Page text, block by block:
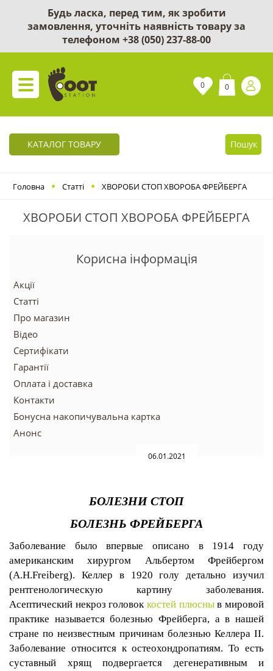
Будь ласка, перед тим, як зробити
замовлення, уточніть наявність товару за
телефоном +38 (050) 237-88-00
0 0
КАТАЛОГ ТОВАРУ Пошук
Головна Статті ХВОРОБИ СТОП ХВОРОБА ФРЕЙБЕРГА
ХВОРОБИ СТОП ХВОРОБА ФРЕЙБЕРГА
Корисна інформація
Акції
Статті
Про магазин
Відео
Сертифікати
Гарантії
Оплата і доставка
Контакти
Бонусна накопичувальна картка
Анонс
06.01.2021
БОЛЕЗНИ СТОП
БОЛЕЗНЬ ФРЕЙБЕРГА
Заболевание было впервые описано в 1914 году
американским хирургом Альбертом Фрейбергом
(A.H.Freiberg). Келлер в 1920 голу детально изучил
рентгенологическую картину заболевания.
Асептический некроз головок костей плюсныв мировой
практике называется болезнью Фрейберга, а в нашей
стране по неизвестным причинам болезнью Келлера II.
Заболевание относится к остеохондропатиям. То есть
суставный хрящ подвергается дегенеративным и